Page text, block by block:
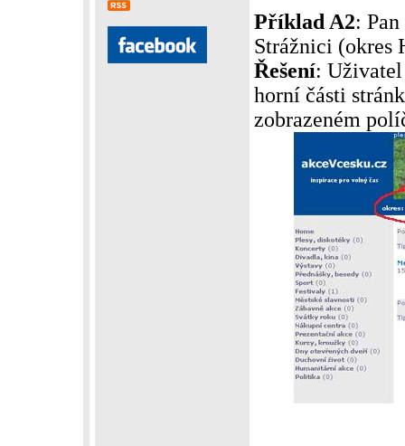
Příklad A2:
Strážnici (okres
Řešení:
horní části
zobrazeném